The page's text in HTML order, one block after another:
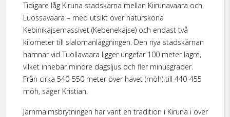
Tidigare låg Kiruna stadskärna mellan Kiirunavaara och
Luossavaara – med utsikt över natursköna
Kebinikajsemassivet (Kebenekajse) och endast två
kilometer till slalomanläggningen. Den nya stadskärnan
hamnar vid Tuollavaara ligger ungefär 100 meter lägre,
vilket innebär mindre dagsljus och fler minusgrader.
Från cirka 540-550 meter över havet (möh) till 440-455
möh, säger Kristian.
Järnmalmsbrytningen har varit en tradition i Kiruna i över